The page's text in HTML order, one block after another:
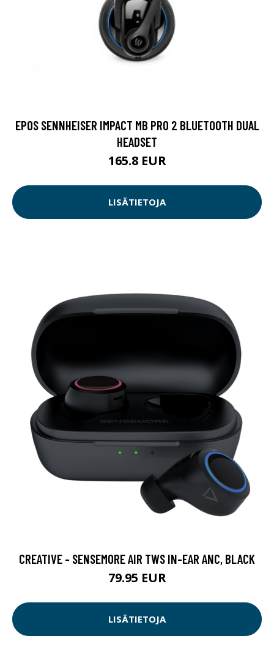
EPOS SENNHEISER IMPACT MB PRO 2 BLUETOOTH DUAL
HEADSET
165.8 EUR
LISÄTIETOJA
CREATIVE - SENSEMORE AIR TWS IN-EAR ANC, BLACK
79.95 EUR
LISÄTIETOJA